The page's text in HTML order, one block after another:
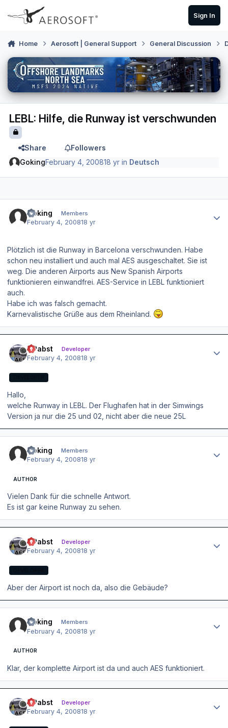
Skip to content
Sign In
Home Aerosoft | General Support General Discussion
LEBL: Hilfe, die Runway ist verschwunden
Share
Followers
GokingFebruary 4, 200818 yr in Deutsch
Goking Members
February 4, 200818 yr
Plötzlich ist die Runway in Barcelona verschwunden. Habe
schon neu installiert und auch mal AES ausgeschaltet. Sie ist
weg. Die anderen Airports aus New Spanish Airports
funktionieren einwandfrei. AES-Service in LEBL funktioniert
auch.
Habe ich was falsch gemacht.
Karnevalistische Grüße aus dem Rheinland.
OPabst Developer
February 4, 200818 yr
Hallo,
welche Runway in LEBL. Der Flughafen hat in der Simwings
Version ja nur die 25 und 02, nicht aber die neue 25L
Goking Members
February 4, 200818 yr
AUTHOR
Vielen Dank für die schnelle Antwort.
Es ist gar keine Runway zu sehen.
OPabst Developer
February 4, 200818 yr
Aber der Airport ist noch da, also die Gebäude?
Goking Members
February 4, 200818 yr
AUTHOR
Klar, der komplette Airport ist da und auch AES funktioniert.
OPabst Developer
February 4, 200818 yr